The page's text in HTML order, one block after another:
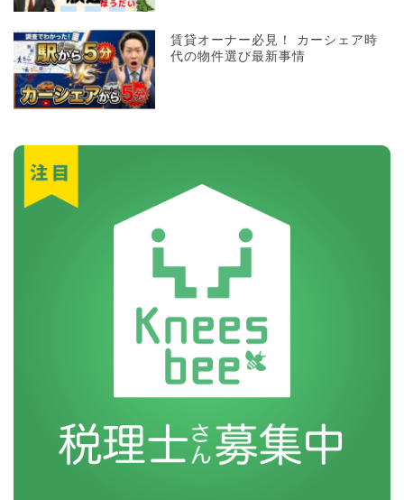
賃貸オーナー必見！ カーシェア時
代の物件選び最新事情